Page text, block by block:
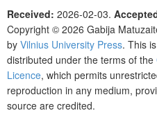
Received: 2026-02-03.
Copyright © 2026 Gabija
by Vilnius University Press. This
distributed under the terms of the
Licence, which permits
reproduction in any medium,
source are credited.